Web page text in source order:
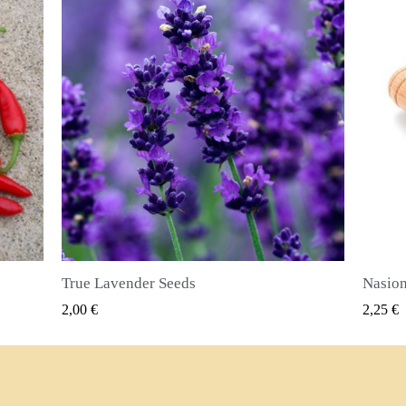
SZYBKI PODGLĄD
Nasiona ziela angielskiego (Pimenta dioica)
2,25 € 2,50 €